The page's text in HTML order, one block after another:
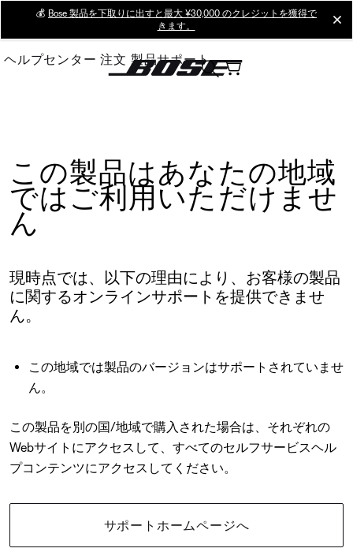
Main
💰 Bose 製品を下取りに出すと最大 ¥30,000 のクレジットを獲得で
きます。
ヘルプセンター 注文 製品サポート
この製品はあなたの地域
ではご利用いただけませ
ん
現時点では、以下の理由により、お客様の製品
に関するオンラインサポートを提供できませ
ん。
この地域では製品のバージョンはサポートされていませ
ん。
この製品を別の国/地域で購入された場合は、それぞれの
Webサイトにアクセスして、すべてのセルフサービスヘル
プコンテンツにアクセスしてください。
サポートホームページへ